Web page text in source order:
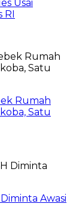
Usai
RI
Rumah
Satu
Awasi